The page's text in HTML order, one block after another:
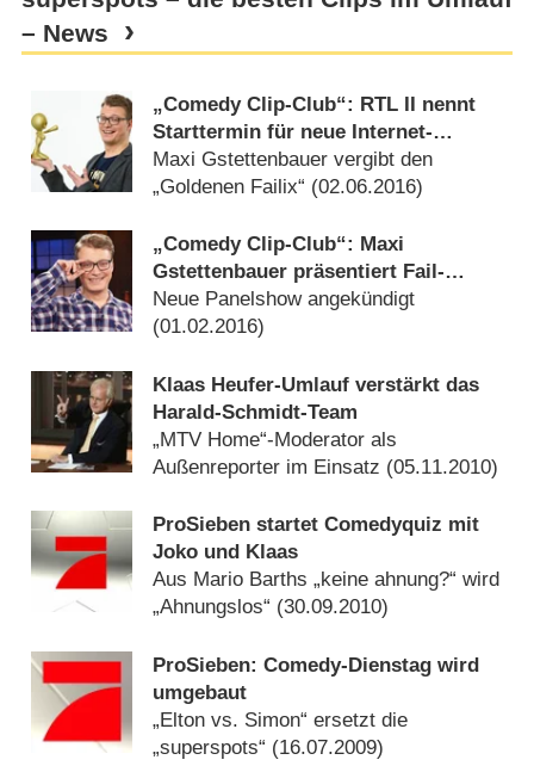
– News
„Comedy Clip-Club“: RTL II nennt
Starttermin für neue Internet-
Clipshow
Maxi Gstettenbauer vergibt den
„Goldenen Failix“ (02.06.2016)
„Comedy Clip-Club“: Maxi
Gstettenbauer präsentiert Fail-
Videos bei RTL II
Neue Panelshow angekündigt
(01.02.2016)
Klaas Heufer-Umlauf verstärkt das
Harald-Schmidt-Team
„MTV Home“-Moderator als
Außenreporter im Einsatz (05.11.2010)
ProSieben startet Comedyquiz mit
Joko und Klaas
Aus Mario Barths „keine ahnung?“ wird
„Ahnungslos“ (30.09.2010)
ProSieben: Comedy-Dienstag wird
umgebaut
„Elton vs. Simon“ ersetzt die
„superspots“ (16.07.2009)